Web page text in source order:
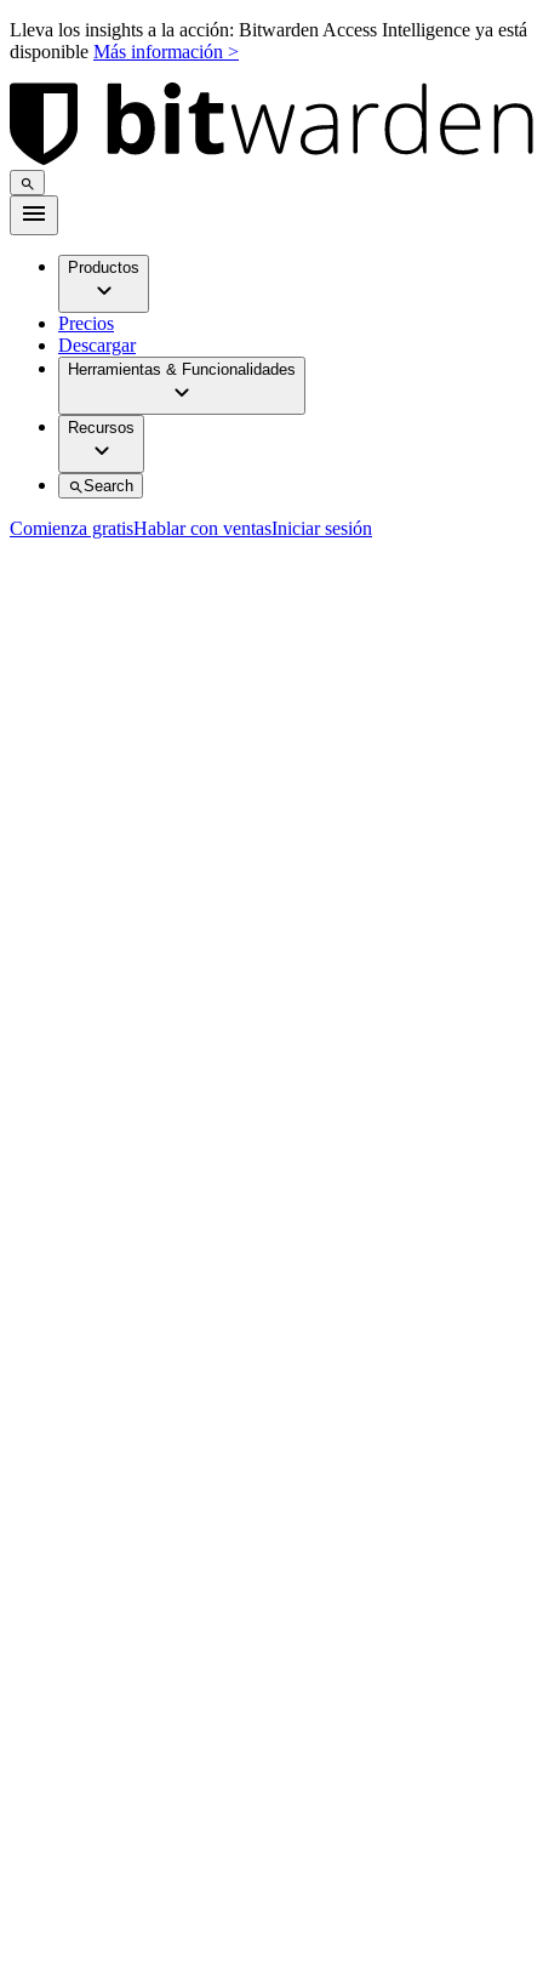
Lleva los insights a la acción: Bitwarden Access Intelligence ya está
disponible Más información >
Productos
Precios
Descargar
Herramientas & Funcionalidades
Recursos
Search
Comienza gratisHablar con ventasIniciar sesión